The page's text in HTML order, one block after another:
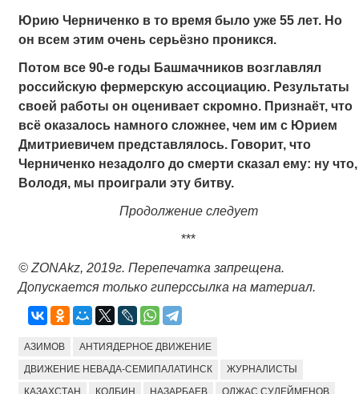
Юрию Черниченко в то время было уже 55 лет. Но
он всем этим очень серьёзно проникся.
Потом все 90-е годы Башмачников возглавлял
российскую фермерскую ассоциацию. Результаты
своей работы он оценивает скромно. Признаёт, что
всё оказалось намного сложнее, чем им с Юрием
Дмитриевичем представлялось. Говорит, что
Черниченко незадолго до смерти сказал ему: ну что,
Володя, мы проиграли эту битву.
Продолжение следует
***
© ZONAkz, 2019г. Перепечатка запрещена.
Допускается только гиперссылка на материал.
АЗИМОВ АНТИЯДЕРНОЕ ДВИЖЕНИЕ
ДВИЖЕНИЕ НЕВАДА-СЕМИПАЛАТИНСК ЖУРНАЛИСТЫ
КАЗАХСТАН КОЛБИН НАЗАРБАЕВ ОЛЖАС СУЛЕЙМЕНОВ